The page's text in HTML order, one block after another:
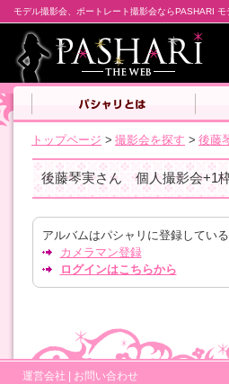
モデル撮影会、ポートレート撮影会ならPASHARI
トップページ > 撮影会を探す > 後藤
後藤琴実さん 個人撮影会+1
アルバムはパシャリに登録してい
カメラマン登録
ログインはこちらから
運営会社 | お問い合わせ